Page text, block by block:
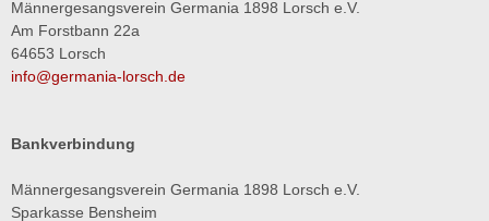
Männergesangsverein Germania 1898 Lorsch e.V.
Am Forstbann 22a
64653 Lorsch
info@germania-lorsch.de
Bankverbindung
Männergesangsverein Germania 1898 Lorsch e.V.
Sparkasse Bensheim